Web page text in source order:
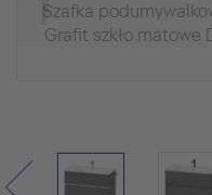
Szafka
Grafit szkło matowe